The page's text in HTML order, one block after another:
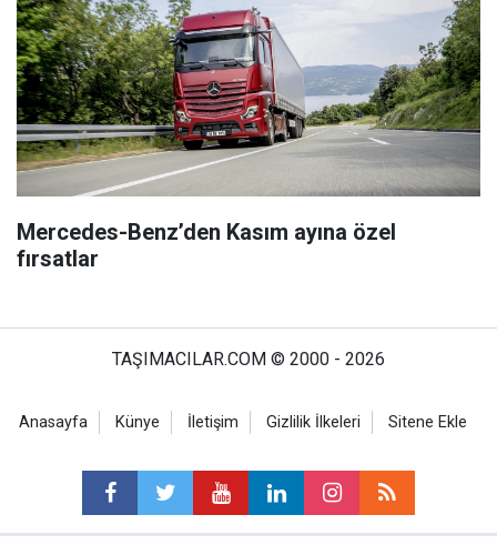
Mercedes-Benz’den Kasım ayına özel
fırsatlar
TAŞIMACILAR.COM © 2000 - 2026
Anasayfa Künye İletişim Gizlilik İlkeleri Sitene Ekle